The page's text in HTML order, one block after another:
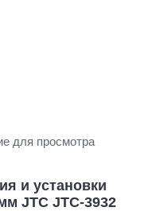
для просмотра
и установки
JTC JTC-3932